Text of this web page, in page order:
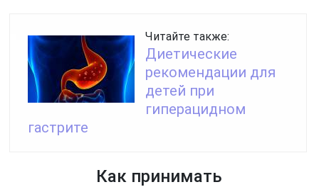
Читайте также:
Диетические
рекомендации для
детей при
гиперацидном
гастрите
Как принимать